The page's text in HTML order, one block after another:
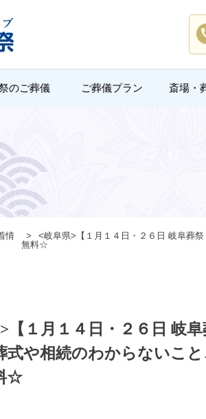
のご葬儀 ご葬儀プラン 斎場・
情
<岐阜県>【１月１４日・２６日 岐阜葬
無料☆
【１月１４日・２６日 岐
式や相続のわからないこ
☆